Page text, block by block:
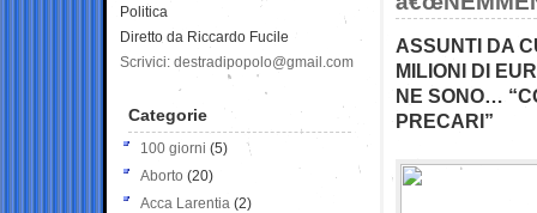
ASSUNTI DA
MILIONI DI
NE SONO…
PRECARI”
Politica
Diretto da Riccardo Fucile
Scrivici: destradipopolo@gmail.com
Categorie
100 giorni (5)
Aborto (20)
Acca Larentia (2)